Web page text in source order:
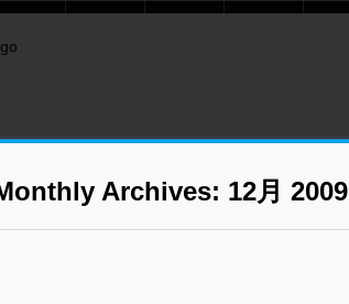
Archives: 12月 2009